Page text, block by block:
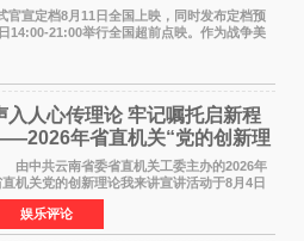
宣定档8月11日全国上映，同时发布定档预
14:00-21:00举行全国超前点映。作为战争美
（沈腾
入人心传理论 牢记嘱托启新程
年省直机关“党的创新理
论我来讲”宣讲活动圆满落幕
中共云南省委省直机关工委主办的2026年
直机关党的创新理论我来讲宣讲活动于8月4日
5日在昆明举办。活动以 "牢记嘱托 感恩奋进
创云南发展新局面 "为主题，坚持以新时代中国
色社会主义
娱乐评论